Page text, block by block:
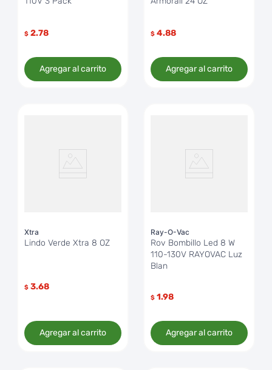
$ 2.78
Agregar al carrito
$ 4.88
Agregar al carrito
Xtra
Lindo Verde Xtra 8 OZ
$ 3.68
Agregar al carrito
Ray-O-Vac
Rov Bombillo Led 8 W
110-130V RAYOVAC Luz
Blan
$ 1.98
Agregar al carrito